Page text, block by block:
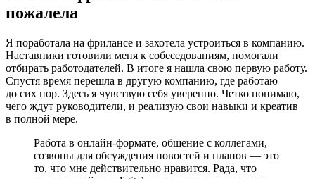
пожалела
Я поработала на фрилансе и захотела устроиться в компанию.
Наставники готовили меня к собеседованиям, помогали
отбирать работодателей. В итоге я нашла свою первую работу.
Спустя время перешла в другую компанию, где работаю
до сих пор. Здесь я чувствую себя уверенно. Четко понимаю,
чего ждут руководители, и реализую свои навыки и креатив
в полной мере.
Работа в онлайн-формате, общение с коллегами,
созвоны для обсуждения новостей и планов — это
то, что мне действительно нравится. Рада, что